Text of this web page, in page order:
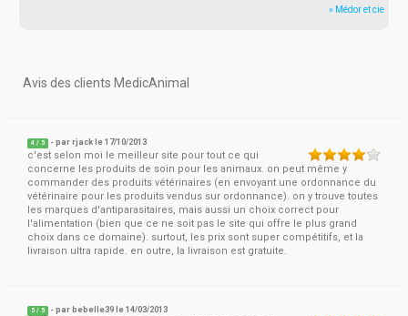
» Médor et cie
Avis des clients MedicAnimal
4 / 5 - parrjack le 17/10/2013
c'est selon moi le meilleur site pour tout ce qui
concerne les produits de soin pour les animaux. on peut même y
commander des produits vétérinaires (en envoyant une ordonnance du
vétérinaire pour les produits vendus sur ordonnance). on y trouve toutes
les marques d'antiparasitaires, mais aussi un choix correct pour
l'alimentation (bien que ce ne soit pas le site qui offre le plus grand
choix dans ce domaine). surtout, les prix sont super compétitifs, et la
livraison ultra rapide. en outre, la livraison est gratuite.
5 / 5 - par bebelle39 le 14/03/2013